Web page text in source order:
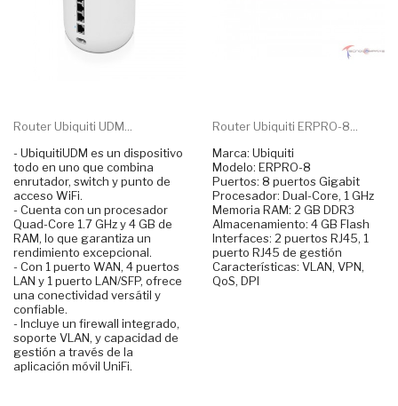
Router Ubiquiti UDM...
- UbiquitiUDM es un dispositivo
todo en uno que combina
enrutador, switch y punto de
acceso WiFi.
- Cuenta con un procesador
Quad-Core 1.7 GHz y 4 GB de
RAM, lo que garantiza un
rendimiento excepcional.
- Con 1 puerto WAN, 4 puertos
LAN y 1 puerto LAN/SFP, ofrece
una conectividad versátil y
confiable.
- Incluye un firewall integrado,
soporte VLAN, y capacidad de
gestión a través de la
aplicación móvil UniFi.
Router Ubiquiti ERPRO-8...
Marca: Ubiquiti
Modelo: ERPRO-8
Puertos: 8 puertos Gigabit
Procesador: Dual-Core, 1 GHz
Memoria RAM: 2 GB DDR3
Almacenamiento: 4 GB Flash
Interfaces: 2 puertos RJ45, 1
puerto RJ45 de gestión
Características: VLAN, VPN,
QoS, DPI